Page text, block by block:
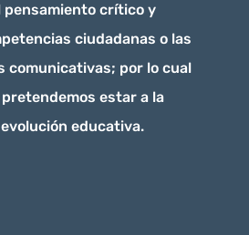
pensamiento crítico y
ciudadanas o las
comunicativas; por lo cual
estar a la
educativa.